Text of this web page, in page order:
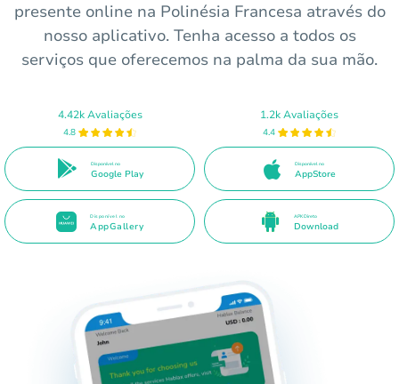
presente online na Polinésia Francesa através do
nosso aplicativo. Tenha acesso a todos os
serviços que oferecemos na palma da sua mão.
4.42k Avaliações
4.8
Disponível no
Google Play
1.2k Avaliações
4.4
Disponível no
AppStore
Disponível no
AppGallery
APK Direto
Download